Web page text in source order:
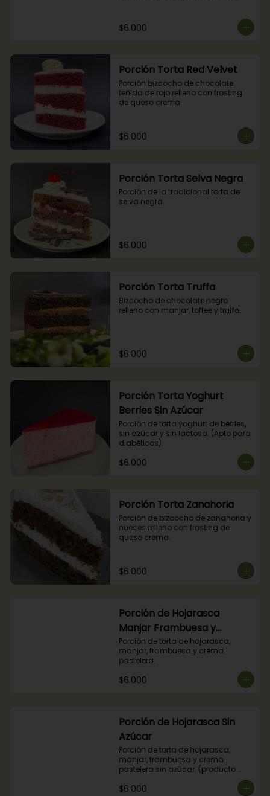
$6.000
Porción Torta Red Velvet
Porción bizcocho de chocolate
teñida de rojo relleno con frosting
de queso crema.
$6.000
Porción Torta Selva Negra
Porción de la tradicional torta de
selva negra.
$6.000
Porción Torta Truffa
Bizcocho de chocolate negro
relleno con manjar, toffee y truffa.
$6.000
Porción Torta Yoghurt
Berries Sin Azúcar
Porción de torta yoghurt de berries,
sin azúcar y sin lactosa. (Apto para
diabéticos).
$6.000
Porción Torta Zanahoria
Porción de bizcocho de zanahoria y
nueces relleno con frosting de
queso crema.
$6.000
Porción de Hojarasca
Manjar Frambuesa y
Crema Pastelera
Porción de torta de hojarasca,
manjar, frambuesa y crema
pastelera.
$6.000
Porción de Hojarasca Sin
Azúcar
Porción de torta de hojarasca,
manjar, frambuesa y crema
pastelera sin azúcar. (producto
$6.000